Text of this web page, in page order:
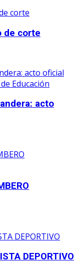
de corte
acto
DEPORTIVO